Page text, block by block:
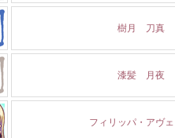
樹月 刀真
漆髪 月夜
フィリッパ・アヴ